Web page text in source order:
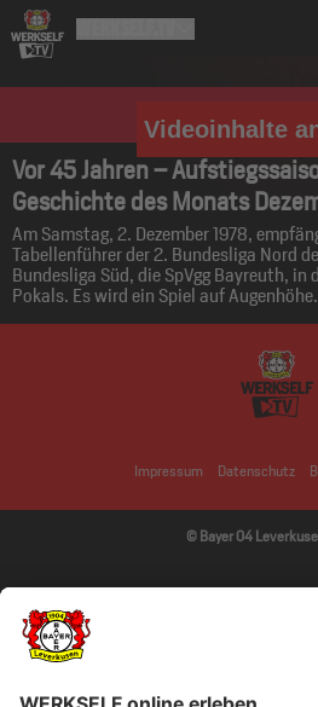
Videoinhalte
Vor 45 Jahren –
Geschichte des Monats
Am Samstag, 2. Dezember 1978,
Tabellenführer der 2. Bundesliga Nord
Bundesliga Süd, die SpVgg Bayreuth, in
Pokals. Es wird ein Spiel auf
Impressum Datenschutz
© Bayer 04